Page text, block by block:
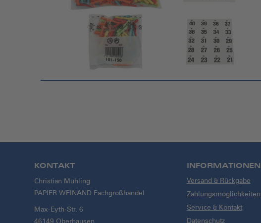
KONTAKT
Christian Mühling
PAPIER WEINAND Fachgroßhandel
Max-Eyth-Str. 6
46149 Oberhausen
INFORMATIONEN
Versand & Rückgabe
Zahlungsmöglichkeiten
Service & Kontakt
Datenschutz